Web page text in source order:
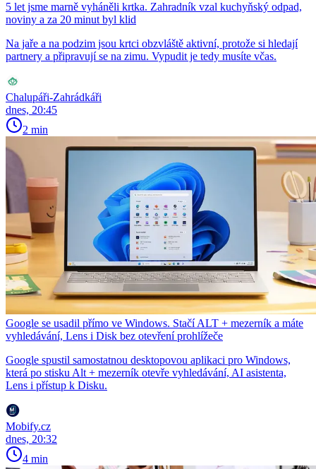
5 let jsme marně vyháněli krtka. Zahradník vzal kuchyňský odpad,
noviny a za 20 minut byl klid
Na jaře a na podzim jsou krtci obzvláště aktivní, protože si hledají
partnery a připravují se na zimu. Vypudit je tedy musíte včas.
Chalupáři-Zahrádkáři
dnes, 20:45
2 min
Google se usadil přímo ve Windows. Stačí ALT + mezerník a máte
vyhledávání, Lens i Disk bez otevření prohlížeče
Google spustil samostatnou desktopovou aplikaci pro Windows,
která po stisku Alt + mezerník otevře vyhledávání, AI asistenta,
Lens i přístup k Disku.
Mobify.cz
dnes, 20:32
4 min